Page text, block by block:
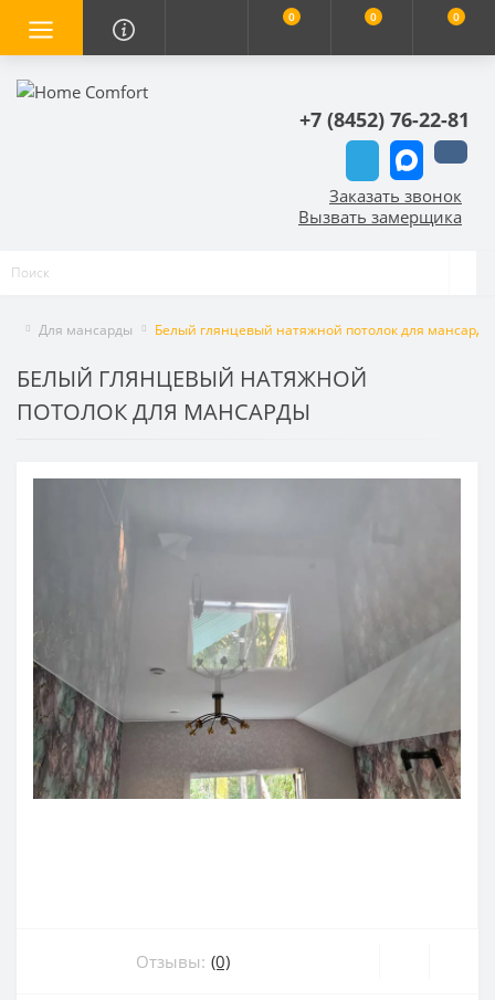
0 0 0
+7 (8452) 76-22-81
Заказать звонок
Вызвать замерщика
Для мансарды Белый глянцевый натяжной потолок для мансарды
БЕЛЫЙ ГЛЯНЦЕВЫЙ НАТЯЖНОЙ
ПОТОЛОК ДЛЯ МАНСАРДЫ
Отзывы: (0)